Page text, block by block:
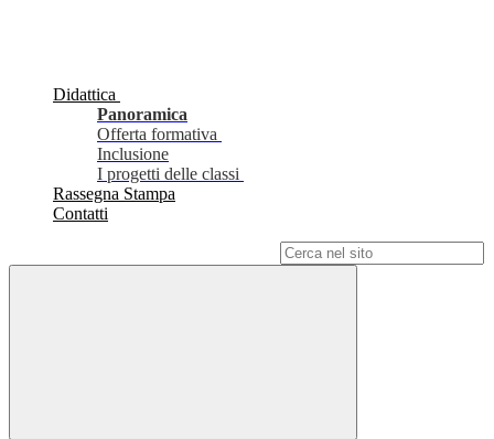
Didattica
Panoramica
Offerta formativa
Inclusione
I progetti delle classi
Rassegna Stampa
Contatti